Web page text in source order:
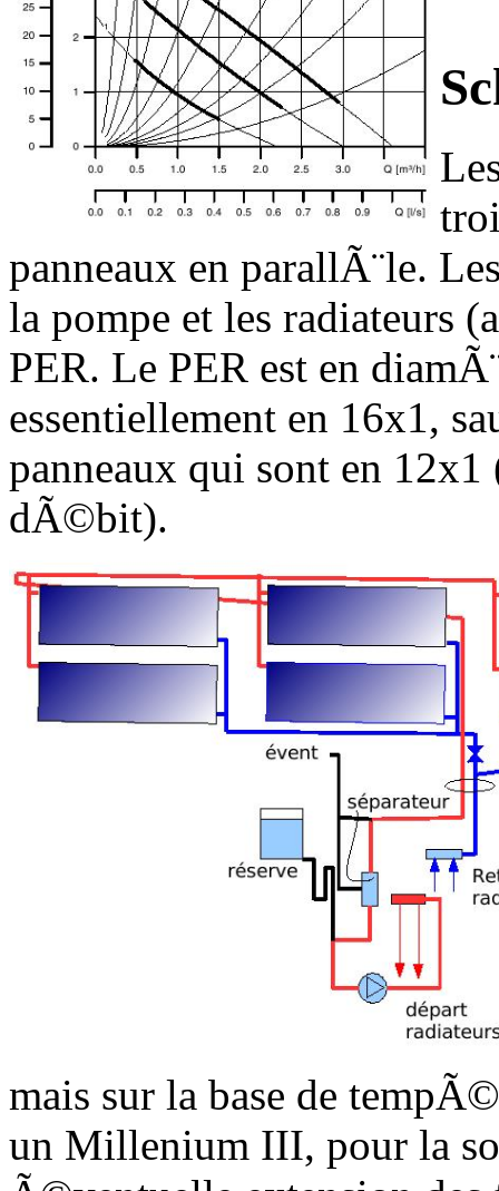
panneaux en parallÃ¨le.
la pompe et les radiateurs
PER. Le PER est en
essentiellement en 16x1,
panneaux qui sont en
dÃ©bit).
mais sur la base de
un Millenium III, pour la